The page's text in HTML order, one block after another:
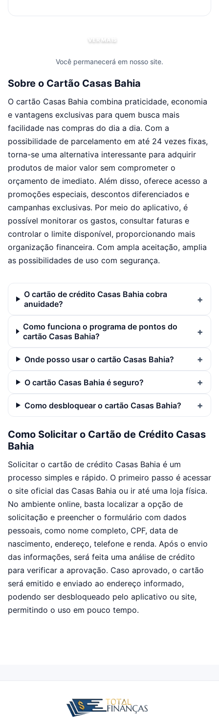
VER MAIS
Você permanecerá em nosso site.
Sobre o Cartão Casas Bahia
O cartão Casas Bahia combina praticidade, economia
e vantagens exclusivas para quem busca mais
facilidade nas compras do dia a dia. Com a
possibilidade de parcelamento em até 24 vezes fixas,
torna-se uma alternativa interessante para adquirir
produtos de maior valor sem comprometer o
orçamento de imediato. Além disso, oferece acesso a
promoções especiais, descontos diferenciados e
campanhas exclusivas. Por meio do aplicativo, é
possível monitorar os gastos, consultar faturas e
controlar o limite disponível, proporcionando mais
organização financeira. Com ampla aceitação, amplia
as possibilidades de uso com segurança.
O cartão de crédito Casas Bahia cobra
anuidade?
Como funciona o programa de pontos do
cartão Casas Bahia?
Onde posso usar o cartão Casas Bahia?
O cartão Casas Bahia é seguro?
Como desbloquear o cartão Casas Bahia?
Como Solicitar o Cartão de Crédito Casas
Bahia
Solicitar o cartão de crédito Casas Bahia é um
processo simples e rápido. O primeiro passo é acessar
o site oficial das Casas Bahia ou ir até uma loja física.
No ambiente online, basta localizar a opção de
solicitação e preencher o formulário com dados
pessoais, como nome completo, CPF, data de
nascimento, endereço, telefone e renda. Após o envio
das informações, será feita uma análise de crédito
para verificar a aprovação. Caso aprovado, o cartão
será emitido e enviado ao endereço informado,
podendo ser desbloqueado pelo aplicativo ou site,
permitindo o uso em pouco tempo.